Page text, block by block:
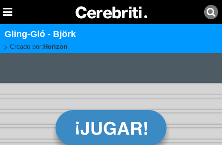
Gling-Gló - Björk
Creado por: Horizon